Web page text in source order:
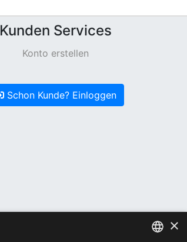
Kunden Services
Konto erstellen
Schon Kunde? Einloggen
×